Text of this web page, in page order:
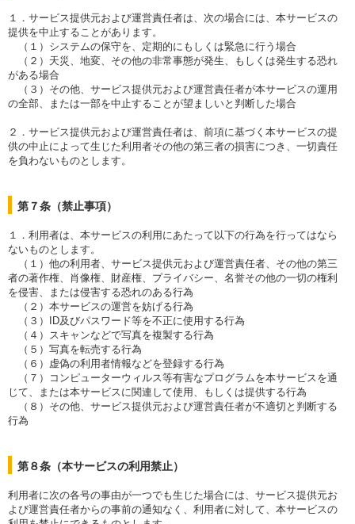
１．サービス提供元および運営責任者は、次の場合には、本サービスの
提供を中止することがあります。
（１）システムの保守を、定期的にもしくは緊急に行う場合
（２）天災、地変、その他の非常事態が発生、もしくは発生する恐れ
がある場合
（３）その他、サービス提供元および運営責任者が本サービスの運用
の全部、または一部を中止することが望ましいと判断した場合
２．サービス提供元および運営責任者は、前項に基づく本サービスの提
供の中止によって生じた利用者その他の第三者の損害につき、一切責任
を負わないものとします。
第７条（禁止事項）
１．利用者は、本サービスの利用にあたって以下の行為を行ってはなら
ないものとします。
（１）他の利用者、サービス提供元および運営責任者、その他の第三
者の著作権、肖像権、財産権、プライバシー、名誉その他の一切の権利
を侵害、または侵害する恐れのある行為
（２）本サービスの運営を妨げる行為
（３）ID及びパスワード等を不正に使用する行為
（４）スキャンなどで写真を複製する行為
（５）写真を転売する行為
（６）虚偽の利用者情報などを登録する行為
（７）コンピューターウィルス等有害なプログラムを本サービスを通
じて、または本サービスに関連して使用、もしくは提供する行為
（８）その他、サービス提供元および運営責任者が不適切と判断する
行為
第８条（本サービスの利用禁止）
利用者に次の各号の事由が一つでも生じた場合には、サービス提供元お
よび運営責任者からの事前の通知なく、利用者に対して、本サービスの